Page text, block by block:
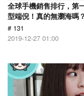
全球手機銷售排行，第
型端倪！真的無瀏海嗎
# 131
2019-12-27 01:00